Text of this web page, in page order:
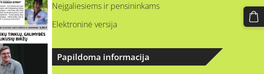
Neįgaliesiems ir pensininkams
Elektroninė versija
Papildoma informacija